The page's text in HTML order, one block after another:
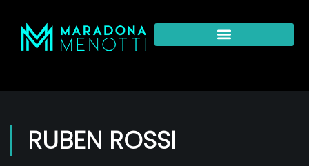
RUBEN ROSSI